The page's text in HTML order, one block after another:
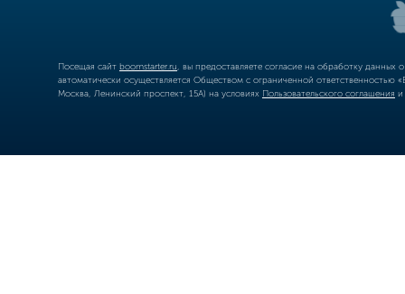
Посещая сайт boomstarter.ru , вы предоставляете согласие на обработку
автоматически осуществляется Обществом с ограниченной
Москва, Ленинский проспект, 15А) на условиях Пользовательского соглашения и